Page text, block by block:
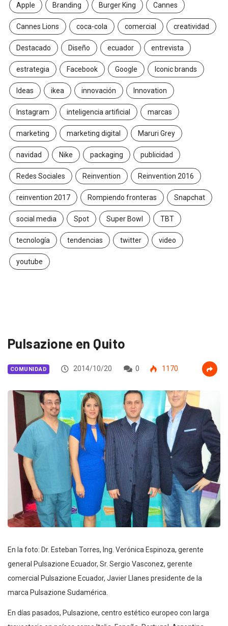
Apple Branding Burger King Cannes
Cannes Lions coca-cola comercial creatividad
Destacado Diseño ecuador entrevista
estrategia Facebook Google Iconic brands
Ideas ikea innovación Innovation
Instagram inteligencia artificial marcas
marketing marketing digital Maruri Grey
navidad Nike packaging publicidad
Redes Sociales Reinvention Reinvention 2016
reinvention 2017 Rompiendo fronteras Snapchat
social media Spot Super Bowl TBT
tecnología tendencias twitter video
youtube
Pulsazione en Quito
COMUNIDAD 2014/10/20 0 1170
En la foto: Dr. Esteban Torres, Ing. Verónica Espinoza, gerente
general Pulsazione Ecuador, Sr. Sergio Vasconez, gerente
comercial Pulsazione Ecuador, Javier Llanes presidente de la
marca Pulsazione Sudamérica.
En días pasados, Pulsazione, centro estético europeo con larga